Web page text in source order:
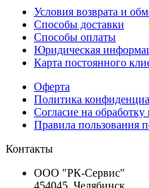
Условия возврата и
Способы доставки
Способы оплаты
Юридическая
Карта постоянного
Оферта
Политика
Согласие на
Правила пользования
Контакты
ООО "РК-Сервис"
454045, Челябинск